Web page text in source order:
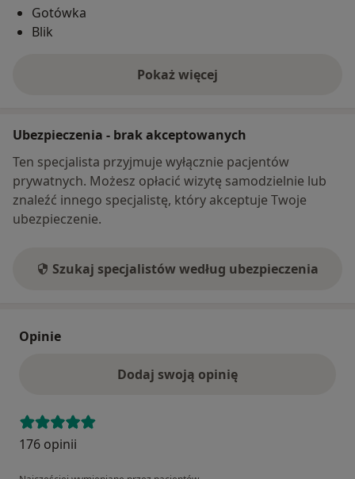
Gotówka
Blik
Pokaż więcej
o adresie
Ubezpieczenia - brak akceptowanych
Ten specjalista przyjmuje wyłącznie pacjentów
prywatnych. Możesz opłacić wizytę samodzielnie lub
znaleźć innego specjalistę, który akceptuje Twoje
ubezpieczenie.
Szukaj specjalistów według ubezpieczenia
Opinie
Dodaj swoją opinię
176 opinii